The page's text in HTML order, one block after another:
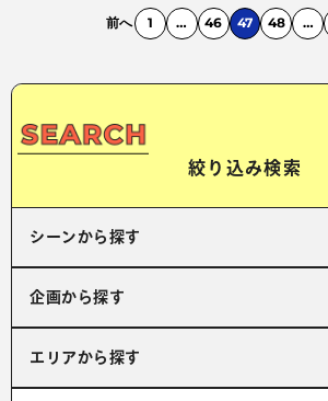
前へ 1 … 46 47 48 …
絞り込み検索
シーンから探す
企画から探す
エリアから探す